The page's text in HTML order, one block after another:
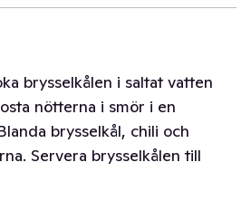
brysselkålen i saltat vatten
nötterna i smör i en
brysselkål, chili och
Servera brysselkålen till